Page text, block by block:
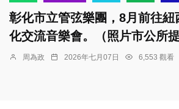
彰化市立管弦樂團，8月前往紐
化交流音樂會。（照片市公所提
周為政 2026年七月07日 6,553 觀看